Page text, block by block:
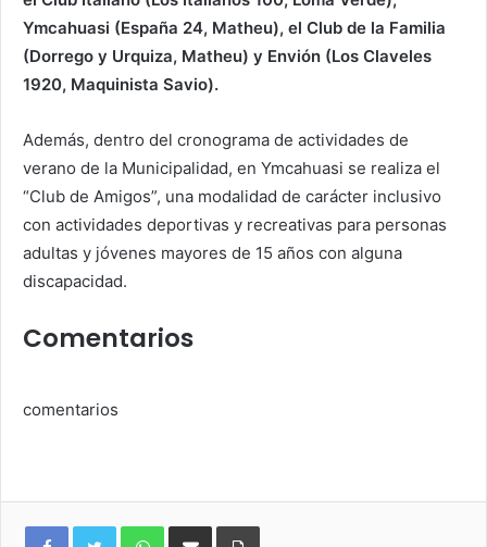
Ymcahuasi (España 24, Matheu), el Club de la Familia
(Dorrego y Urquiza, Matheu) y Envión (Los Claveles
1920, Maquinista Savio).
Además, dentro del cronograma de actividades de
verano de la Municipalidad, en Ymcahuasi se realiza el
“Club de Amigos”, una modalidad de carácter inclusivo
con actividades deportivas y recreativas para personas
adultas y jóvenes mayores de 15 años con alguna
discapacidad.
Comentarios
comentarios
WhatsAppCompartirImprimir